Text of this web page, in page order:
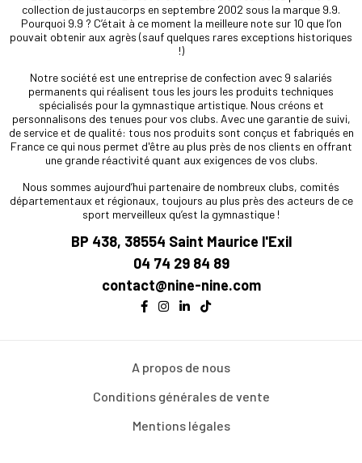
collection de justaucorps en septembre 2002 sous la marque 9.9.
Pourquoi 9.9 ? C’était à ce moment la meilleure note sur 10 que l’on
pouvait obtenir aux agrès (sauf quelques rares exceptions historiques
!)
Notre société est une entreprise de confection avec 9 salariés
permanents qui réalisent tous les jours les produits techniques
spécialisés pour la gymnastique artistique. Nous créons et
personnalisons des tenues pour vos clubs. Avec une garantie de suivi,
de service et de qualité: tous nos produits sont conçus et fabriqués en
France ce qui nous permet d'être au plus près de nos clients en offrant
une grande réactivité quant aux exigences de vos clubs.
Nous sommes aujourd’hui partenaire de nombreux clubs, comités
départementaux et régionaux, toujours au plus près des acteurs de ce
sport merveilleux qu’est la gymnastique !
BP 438, 38554 Saint Maurice l'Exil
04 74 29 84 89
contact@nine-nine.com
A propos de nous
Conditions générales de vente
Mentions légales